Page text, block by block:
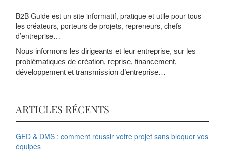
B2B Guide est un site informatif, pratique et utile pour tous
les créateurs, porteurs de projets, repreneurs, chefs
d’entreprise…
Nous informons les dirigeants et leur entreprise, sur les
problématiques de création, reprise, financement,
développement et transmission d’entreprise…
ARTICLES RÉCENTS
GED & DMS : comment réussir votre projet sans bloquer vos
équipes